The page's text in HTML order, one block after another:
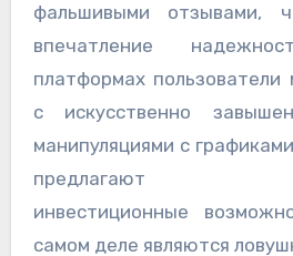
фальшивыми отзывами,
впечатление
платформах пользователи
с искусственно
манипуляциями с
предлагают
инвестиционные
самом деле являются